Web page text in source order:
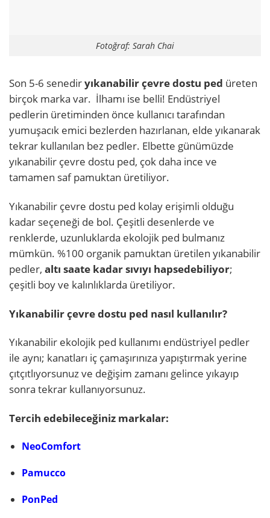
Fotoğraf: Sarah Chai
Son 5-6 senediryıkanabilir çevre dostu ped üreten
birçok marka var. İlhamı ise belli! Endüstriyel
pedlerin üretiminden önce kullanıcı tarafından
yumuşacık emici bezlerden hazırlanan, elde yıkanarak
tekrar kullanılan bez pedler. Elbette günümüzde
yıkanabilir çevre dostu ped, çok daha ince ve
tamamen saf pamuktan üretiliyor.
Yıkanabilir çevre dostu ped kolay erişimli olduğu
kadar seçeneği de bol. Çeşitli desenlerde ve
renklerde, uzunluklarda ekolojik ped bulmanız
mümkün. %100 organik pamuktan üretilen yıkanabilir
pedler, altı saate kadar sıvıyı hapsedebiliyor;
çeşitli boy ve kalınlıklarda üretiliyor.
Yıkanabilir çevre dostu ped nasıl kullanılır?
Yıkanabilir ekolojik ped kullanımı endüstriyel pedler
ile aynı; kanatları iç çamaşırınıza yapıştırmak yerine
çıtçıtlıyorsunuz ve değişim zamanı gelince yıkayıp
sonra tekrar kullanıyorsunuz.
Tercih edebileceğiniz markalar:
NeoComfort
Pamucco
PonPed